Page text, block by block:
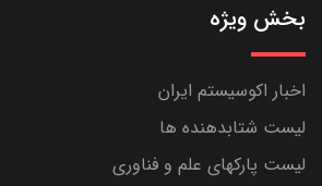
بخش ویژه
اخبار اکوسیستم ایران
لیست شتابدهنده ها
لیست پارکهای علم و فناوری